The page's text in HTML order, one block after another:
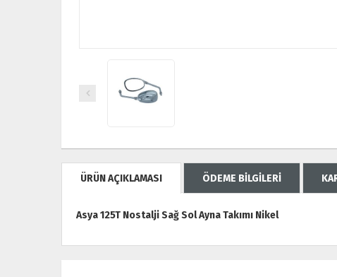
ÜRÜN AÇIKLAMASI ÖDEME BİLGİLERİ
Asya 125T Nostalji Sağ Sol Ayna Takımı Nikel